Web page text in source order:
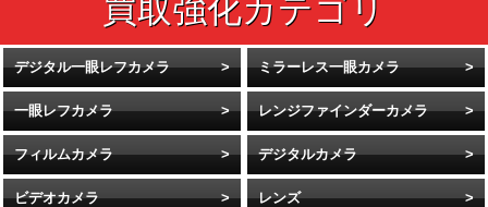
デジタル一眼レフカメラ ミラーレス一眼カメラ
一眼レフカメラ レンジファインダーカメラ
フィルムカメラ デジタルカメラ
ビデオカメラ レンズ